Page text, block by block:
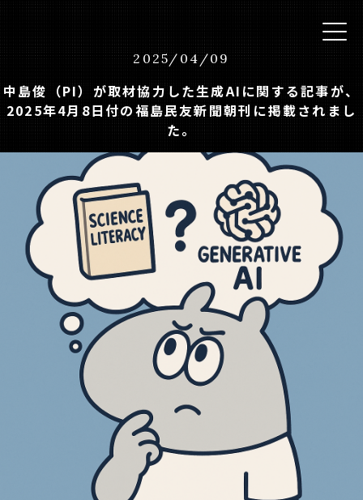
2025/ 04/09
中島俊（PI）が取材協力した生成AIに関する記事が、
2025年4月8日付の福島民友新聞朝刊に掲載されまし
た。